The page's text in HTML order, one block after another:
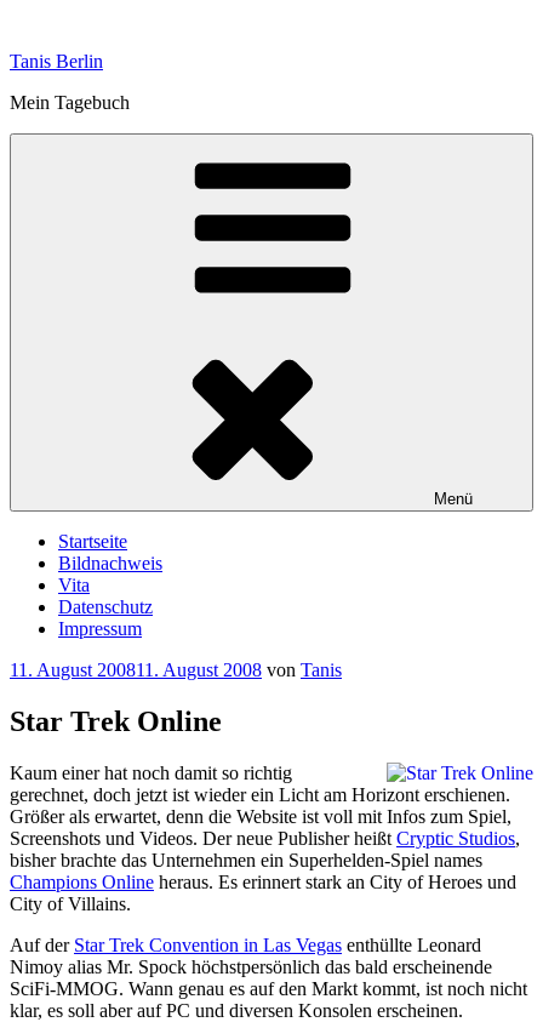
springen
Tanis Berlin
Mein Tagebuch
Menü
Startseite
Bildnachweis
Vita
Datenschutz
Impressum
Veröffentlicht
11. August 200811. August 2008 von Tanis
Star Trek Online
Kaum einer hat noch damit so richtig
gerechnet, doch jetzt ist wieder ein Licht am Horizont erschienen.
Größer als erwartet, denn die Website ist voll mit Infos zum Spiel,
Screenshots und Videos. Der neue Publisher heißt Cryptic Studios,
bisher brachte das Unternehmen ein Superhelden-Spiel names
Champions Online heraus. Es erinnert stark an City of Heroes und
City of Villains.
Auf der Star Trek Convention in Las Vegas enthüllte Leonard
Nimoy alias Mr. Spock höchstpersönlich das bald erscheinende
SciFi-MMOG. Wann genau es auf den Markt kommt, ist noch nicht
klar, es soll aber auf PC und diversen Konsolen erscheinen.